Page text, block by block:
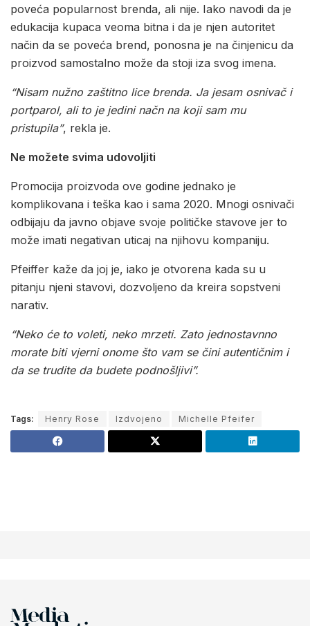
poveća popularnost brenda, ali nije. Iako navodi da je
edukacija kupaca veoma bitna i da je njen autoritet
način da se poveća brend, ponosna je na činjenicu da
proizvod samostalno može da stoji iza svog imena.
“Nisam nužno zaštitno lice brenda. Ja jesam osnivač i
portparol, ali to je jedini načn na koji sam mu
pristupila”, rekla je.
Ne možete svima udovoljiti
Promocija proizvoda ove godine jednako je
komplikovana i teška kao i sama 2020. Mnogi osnivači
odbijaju da javno objave svoje političke stavove jer to
može imati negativan uticaj na njihovu kompaniju.
Pfeiffer kaže da joj je, iako je otvorena kada su u
pitanju njeni stavovi, dozvoljeno da kreira sopstveni
narativ.
“Neko će to voleti, neko mrzeti. Zato jednostavnno
morate biti vjerni onome što vam se čini autentičnim i
da se trudite da budete podnošljivi”.
Tags: Henry Rose Izdvojeno Michelle Pfeifer